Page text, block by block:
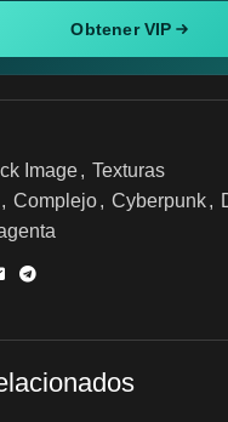
Obtener VIP
Image, Texturas
, Complejo, Cyberpunk,